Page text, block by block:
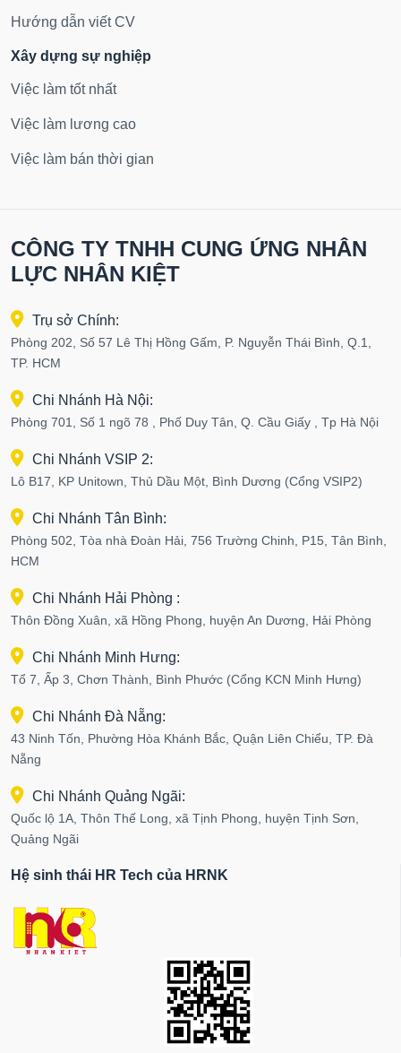
Hướng dẫn viết CV
Xây dựng sự nghiệp
Việc làm tốt nhất
Việc làm lương cao
Việc làm bán thời gian
CÔNG TY TNHH CUNG ỨNG NHÂN
LỰC NHÂN KIỆT
Trụ sở Chính:
Phòng 202, Số 57 Lê Thị Hồng Gấm, P. Nguyễn Thái Bình, Q.1,
TP. HCM
Chi Nhánh Hà Nội:
Phòng 701, Số 1 ngõ 78 , Phố Duy Tân, Q. Cầu Giấy , Tp Hà Nội
Chi Nhánh VSIP 2:
Lô B17, KP Unitown, Thủ Dầu Một, Bình Dương (Cổng VSIP2)
Chi Nhánh Tân Bình:
Phòng 502, Tòa nhà Đoàn Hải, 756 Trường Chinh, P15, Tân Bình,
HCM
Chi Nhánh Hải Phòng :
Thôn Đồng Xuân, xã Hồng Phong, huyện An Dương, Hải Phòng
Chi Nhánh Minh Hưng:
Tổ 7, Ấp 3, Chơn Thành, Bình Phước (Cổng KCN Minh Hưng)
Chi Nhánh Đà Nẵng:
43 Ninh Tốn, Phường Hòa Khánh Bắc, Quận Liên Chiểu, TP. Đà
Nẵng
Chi Nhánh Quảng Ngãi:
Quốc lộ 1A, Thôn Thế Long, xã Tịnh Phong, huyện Tịnh Sơn,
Quảng Ngãi
Hệ sinh thái HR Tech của HRNK